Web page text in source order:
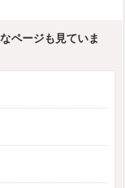
ページも見ていま